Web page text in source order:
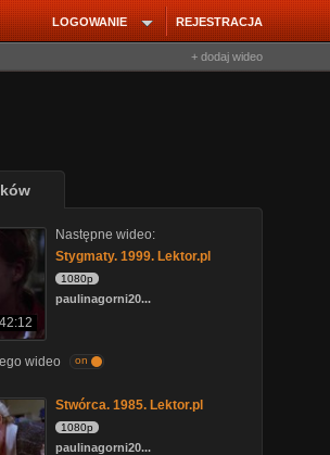
REJESTRACJA
LOGOWANIE
+ dodaj wideo
Następne wideo:
Stygmaty. 1999. Lektor.pl
1080p
paulinagorni20...
wideo on
Stwórca. 1985. Lektor.pl
1080p
paulinagorni20...